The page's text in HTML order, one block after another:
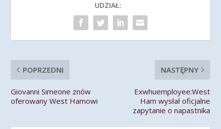
UDZIAŁ:
POPRZEDNI
Giovanni Simeone znów
oferowany West Hamowi
NASTĘPNY
Exwhuemployee:West
Ham wysłał oficjalne
zapytanie o napastnika